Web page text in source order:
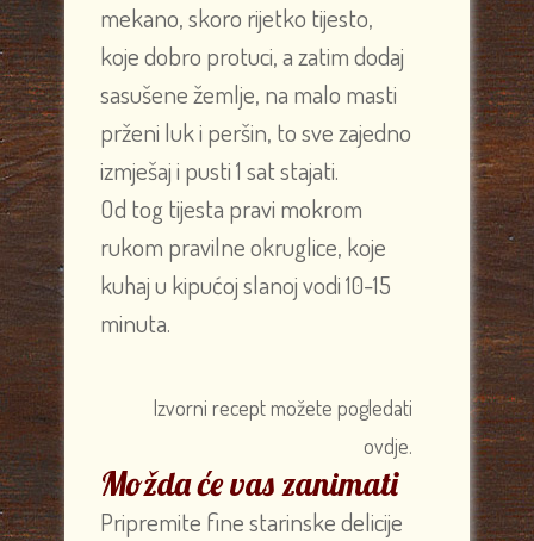
mekano, skoro rijetko tijesto,
koje dobro protuci, a zatim dodaj
sasušene žemlje, na malo masti
prženi luk i peršin, to sve zajedno
izmješaj i pusti 1 sat stajati.
Od tog tijesta pravi mokrom
rukom pravilne okruglice, koje
kuhaj u kipućoj slanoj vodi 10-15
minuta.
Izvorni recept možete pogledati
ovdje.
Možda će vas zanimati
Pripremite fine starinske delicije